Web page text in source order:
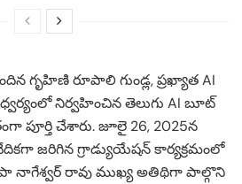
గృహిణి రూపాలి గుండ్ల, ప్రఖ్యాత AI
నిర్వహించిన తెలుగు AI బూట్
పూర్తి చేశారు. జూలై 26, 2025న
జరిగిన గ్రాడ్యుయేషన్ కార్యక్రమంలో
నాగేశ్వర్ రావు ముఖ్య అతిథిగా పాల్గొని